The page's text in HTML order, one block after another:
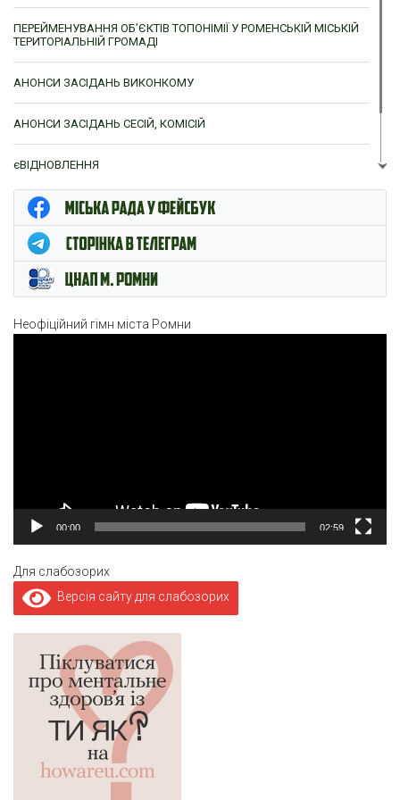
ПЕРЕЙМЕНУВАННЯ ОБ’ЄКТІВ ТОПОНІМІЇ У РОМЕНСЬКІЙ МІСЬКІЙ
ТЕРИТОРІАЛЬНІЙ ГРОМАДІ
АНОНСИ ЗАСІДАНЬ ВИКОНКОМУ
АНОНСИ ЗАСІДАНЬ СЕСІЙ, КОМІСІЙ
єВІДНОВЛЕННЯ
ЦНАП м. Ромни
Неофіційний гімн міста Ромни
00:00 02:59
Для слабозорих
Версія сайту для слабозорих